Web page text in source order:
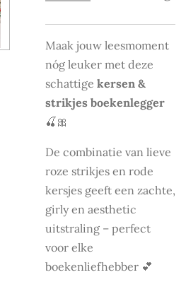
Maak jouw leesmoment
nóg leuker met deze
schattige kersen &
strikjes boekenlegger
🍒🎀
De combinatie van lieve
roze strikjes en rode
kersjes geeft een zachte,
girly en aesthetic
uitstraling – perfect
voor elke
boekenliefhebber 💕